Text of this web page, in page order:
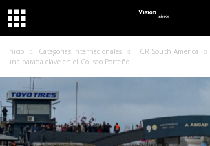
Inicio Categorias Internacionales TCR South America
una parada clave en el Coliseo Porteño